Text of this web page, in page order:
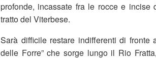
profonde, incassate fra le rocce e incise
tratto del Viterbese.
Sarà difficile restare indifferenti di fronte
delle Forre” che sorge lungo il Rio